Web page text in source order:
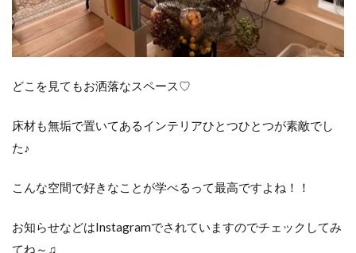
どこを見てもお洒落なスペース♡
床材も無垢で置いてあるインテリアひとつひとつが素敵でし
た♪
こんな空間で好きなことが学べるって最高ですよね！！
お知らせなどはInstagramでされていますのでチェックしてみ
てね～♫